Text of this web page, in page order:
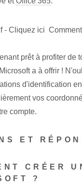
- Cliquez ici
prêt à profiter de
a à offrir !
d'identification
vos
compte.
ET
CRÉER
?